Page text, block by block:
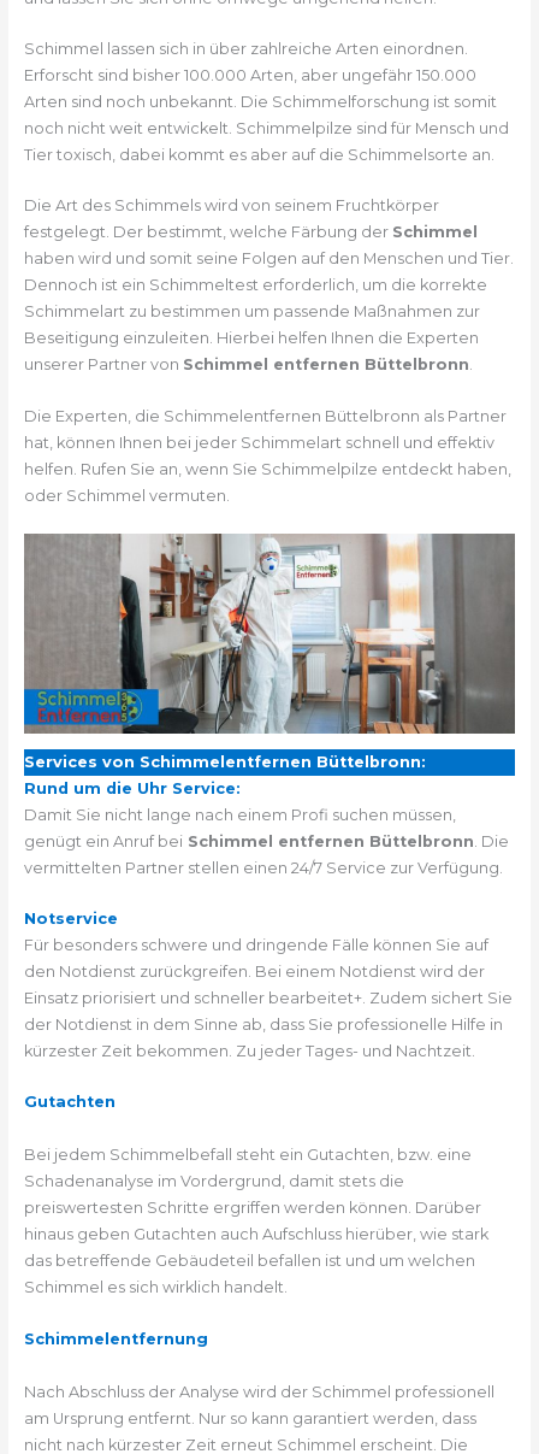
Schimmel lassen sich in über zahlreiche Arten einordnen.
Erforscht sind bisher 100.000 Arten, aber ungefähr 150.000
Arten sind noch unbekannt. Die Schimmelforschung ist somit
noch nicht weit entwickelt. Schimmelpilze sind für Mensch und
Tier toxisch, dabei kommt es aber auf die Schimmelsorte an.
Die Art des Schimmels wird von seinem Fruchtkörper
festgelegt. Der bestimmt, welche Färbung der Schimmel
haben wird und somit seine Folgen auf den Menschen und Tier.
Dennoch ist ein Schimmeltest erforderlich, um die korrekte
Schimmelart zu bestimmen um passende Maßnahmen zur
Beseitigung einzuleiten. Hierbei helfen Ihnen die Experten
unserer Partner von Schimmel entfernen Büttelbronn.
Die Experten, die Schimmelentfernen Büttelbronn als Partner
hat, können Ihnen bei jeder Schimmelart schnell und effektiv
helfen. Rufen Sie an, wenn Sie Schimmelpilze entdeckt haben,
oder Schimmel vermuten.
Services von Schimmelentfernen Büttelbronn:
Rund um die Uhr Service:
Damit Sie nicht lange nach einem Profi suchen müssen,
genügt ein Anruf bei Schimmel entfernen Büttelbronn . Die
vermittelten Partner stellen einen 24/7 Service zur Verfügung.
Notservice
Für besonders schwere und dringende Fälle können Sie auf
den Notdienst zurückgreifen. Bei einem Notdienst wird der
Einsatz priorisiert und schneller bearbeitet+. Zudem sichert Sie
der Notdienst in dem Sinne ab, dass Sie professionelle Hilfe in
kürzester Zeit bekommen. Zu jeder Tages- und Nachtzeit.
Gutachten
Bei jedem Schimmelbefall steht ein Gutachten, bzw. eine
Schadenanalyse im Vordergrund, damit stets die
preiswertesten Schritte ergriffen werden können. Darüber
hinaus geben Gutachten auch Aufschluss hierüber, wie stark
das betreffende Gebäudeteil befallen ist und um welchen
Schimmel es sich wirklich handelt.
Schimmelentfernung
Nach Abschluss der Analyse wird der Schimmel professionell
am Ursprung entfernt. Nur so kann garantiert werden, dass
nicht nach kürzester Zeit erneut Schimmel erscheint. Die